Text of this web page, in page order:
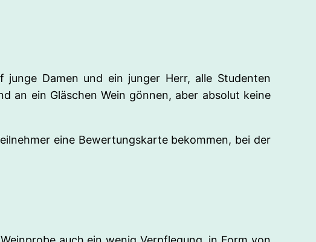
junge Damen und ein junger Herr, alle Studenten
an ein Gläschen Wein gönnen, aber absolut keine
eine Bewertungskarte bekommen, bei der